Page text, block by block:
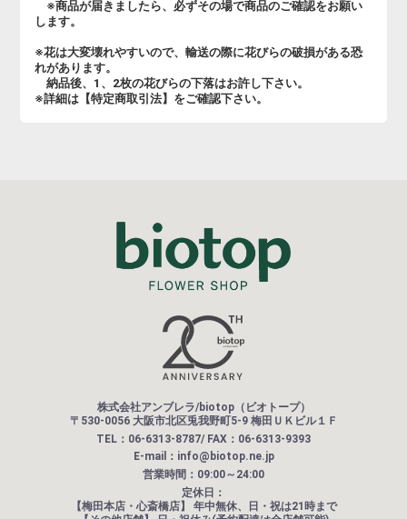
※商品が届きましたら、必ずその場で商品のご確認をお願い
します。
※花は大変壊れやすいので、輸送の際に花びらの破損がある恐
れがあります。
納品後、1、2枚の花びらの下落はお許し下さい。
※詳細は【特定商取引法】をご確認下さい。
株式会社アンブレラ/biotop（ビオトープ）
〒530-0056 大阪市北区兎我野町5-9 梅田ＵＫビル１Ｆ
TEL：06-6313-8787/ FAX：06-6313-9393
E-mail：info@biotop.ne.jp
営業時間：09:00～24:00
定休日：
【梅田本店・心斎橋店】 年中無休、日・祝は21時まで